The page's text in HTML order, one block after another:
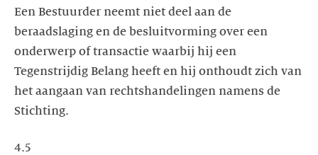
Een Bestuurder neemt niet deel aan de
beraadslaging en de besluitvorming over een
onderwerp of transactie waarbij hij een
Tegenstrijdig Belang heeft en hij onthoudt zich van
het aangaan van rechtshandelingen namens de
Stichting.
4.5